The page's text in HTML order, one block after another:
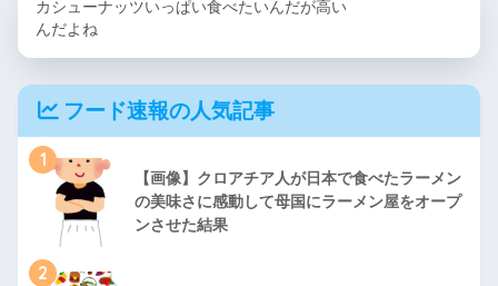
カシューナッツいっぱい食べたいんだが高い
んだよね
フード速報の人気記事
1
【画像】クロアチア人が日本で食べたラーメン
の美味さに感動して母国にラーメン屋をオープ
ンさせた結果
2